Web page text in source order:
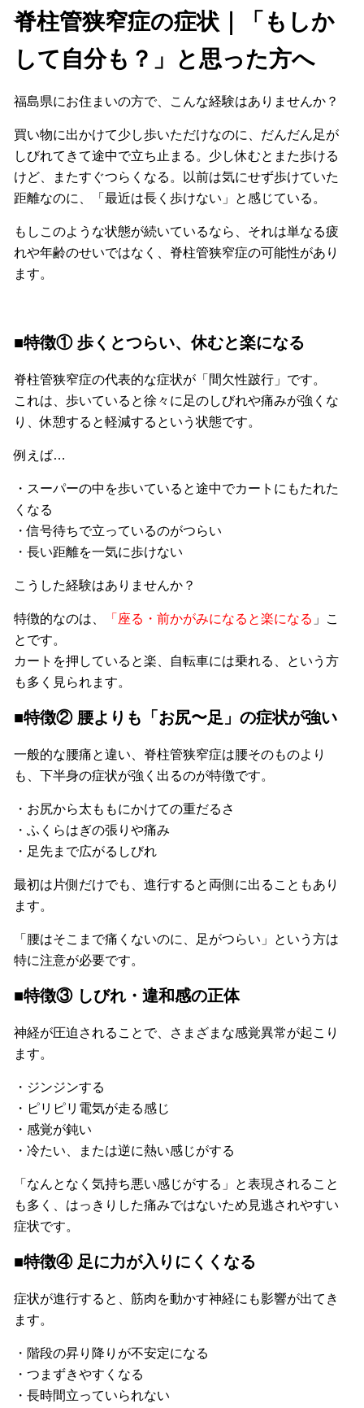
脊柱管狭窄症の症状｜「もしか
して自分も？」と思った方へ
福島県にお住まいの方で、こんな経験はありませんか？
買い物に出かけて少し歩いただけなのに、だんだん足が
しびれてきて途中で立ち止まる。少し休むとまた歩ける
けど、またすぐつらくなる。以前は気にせず歩けていた
距離なのに、「最近は長く歩けない」と感じている。
もしこのような状態が続いているなら、それは単なる疲
れや年齢のせいではなく、脊柱管狭窄症の可能性があり
ます。
■特徴① 歩くとつらい、休むと楽になる
脊柱管狭窄症の代表的な症状が「間欠性跛行」です。
これは、歩いていると徐々に足のしびれや痛みが強くな
り、休憩すると軽減するという状態です。
例えば…
・スーパーの中を歩いていると途中でカートにもたれた
くなる
・信号待ちで立っているのがつらい
・長い距離を一気に歩けない
こうした経験はありませんか？
特徴的なのは、 「座る・前かがみになると楽になる 」こ
とです。
カートを押していると楽、自転車には乗れる、という方
も多く見られます。
■特徴② 腰よりも「お尻〜足」の症状が強い
一般的な腰痛と違い、脊柱管狭窄症は腰そのものより
も、下半身の症状が強く出るのが特徴です。
・お尻から太ももにかけての重だるさ
・ふくらはぎの張りや痛み
・足先まで広がるしびれ
最初は片側だけでも、進行すると両側に出ることもあり
ます。
「腰はそこまで痛くないのに、足がつらい」という方は
特に注意が必要です。
■特徴③ しびれ・違和感の正体
神経が圧迫されることで、さまざまな感覚異常が起こり
ます。
・ジンジンする
・ピリピリ電気が走る感じ
・感覚が鈍い
・冷たい、または逆に熱い感じがする
「なんとなく気持ち悪い感じがする」と表現されること
も多く、はっきりした痛みではないため見逃されやすい
症状です。
■特徴④ 足に力が入りにくくなる
症状が進行すると、筋肉を動かす神経にも影響が出てき
ます。
・階段の昇り降りが不安定になる
・つまずきやすくなる
・長時間立っていられない